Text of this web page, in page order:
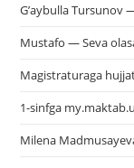
G’aybulla Tursunov
Mustafo — Seva
Magistraturaga
1-sinfga
Milena